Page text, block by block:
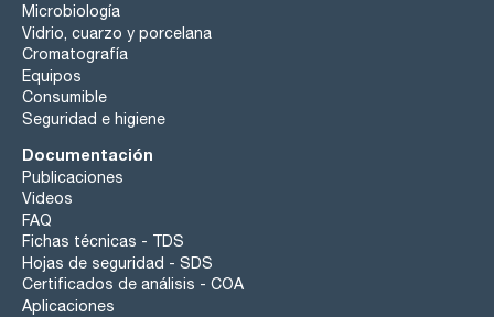
Microbiología
Vidrio, cuarzo y porcelana
Cromatografía
Equipos
Consumible
Seguridad e higiene
Documentación
Publicaciones
Videos
FAQ
Fichas técnicas - TDS
Hojas de seguridad - SDS
Certificados de análisis - COA
Aplicaciones